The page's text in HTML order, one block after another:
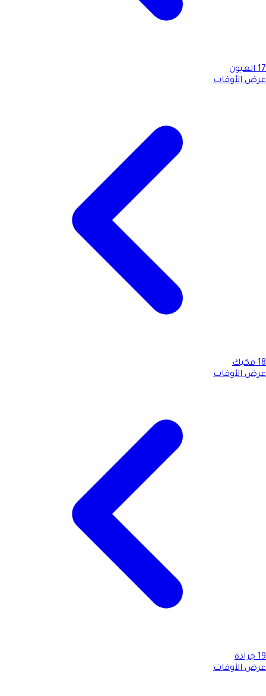
17 العيون
عرض الأوقات
18 فكيك
عرض الأوقات
19 جرادة
عرض الأوقات